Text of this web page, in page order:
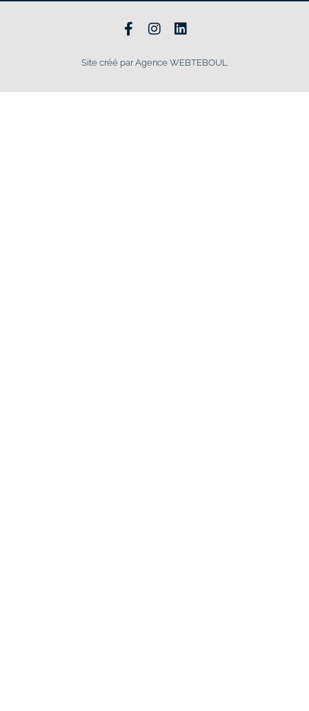
Site créé par Agence WEBTEBOUL